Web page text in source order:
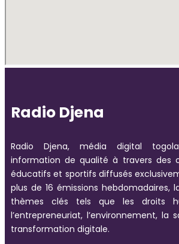
Radio Djena
Radio Djena, média digital
information de qualité à travers des
éducatifs et sportifs diffusés
plus de 16 émissions hebdomadaires,
thèmes clés tels que les droits
l’entrepreneuriat, l’environnement, la
transformation digitale.